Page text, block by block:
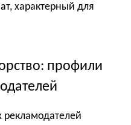
характерный для
профили
рекламодателей